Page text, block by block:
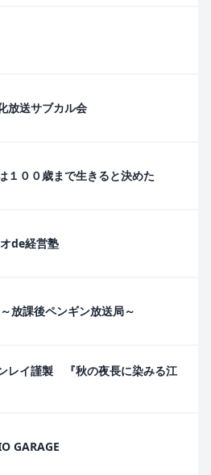
放送サブカル会
００歳まで生きると決めた
de経営塾
放課後ペンギン放送局～
レイ謹製 『秋の夜長に染みる江
GARAGE